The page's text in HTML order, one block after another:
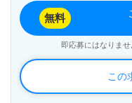
この
無料
即応募にはなりま